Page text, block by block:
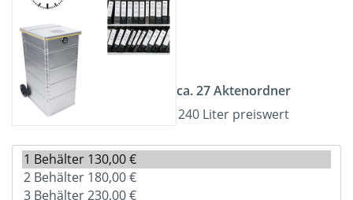
ca. 27 Aktenordner
240 Liter preiswert